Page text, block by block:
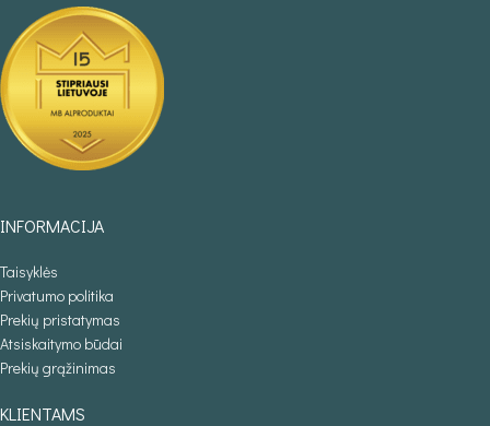
INFORMACIJA
Taisyklės
Privatumo politika
Prekių pristatymas
Atsiskaitymo būdai
Prekių grąžinimas
KLIENTAMS